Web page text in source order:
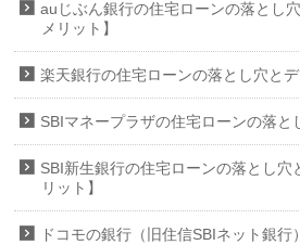
auじぶん銀行の住宅ローンの落とし
メリット】
楽天銀行の住宅ローンの落とし穴と
SBIマネープラザの住宅ローンの落と
SBI新生銀行の住宅ローンの落とし穴
リット】
ドコモの銀行（旧住信SBIネット銀